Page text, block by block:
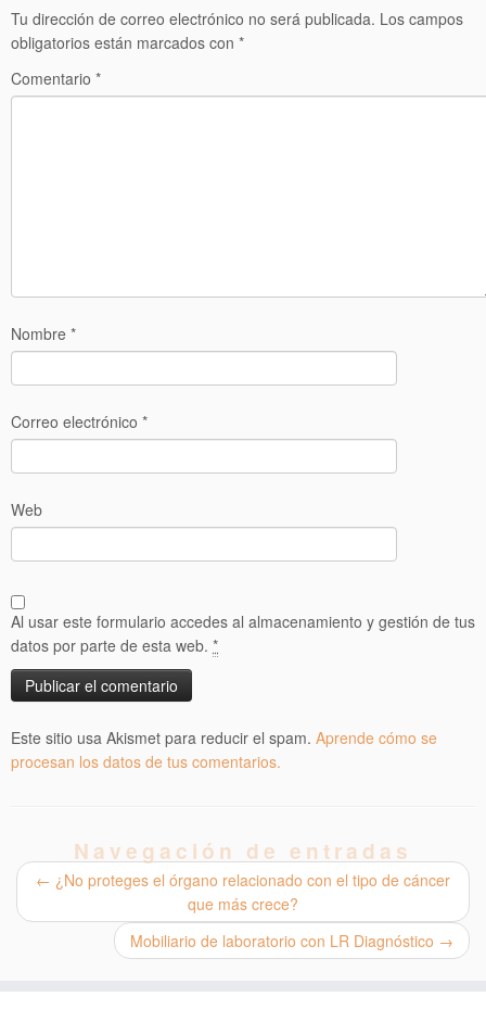
Tu dirección de correo electrónico no será publicada. Los campos
obligatorios están marcados con *
Comentario *
Nombre *
Correo electrónico *
Web
Al usar este formulario accedes al almacenamiento y gestión de tus
datos por parte de esta web. *
Este sitio usa Akismet para reducir el spam. Aprende cómo se
procesan los datos de tus comentarios.
Navegación de entradas
← ¿No proteges el órgano relacionado con el tipo de cáncer
que más crece?
Mobiliario de laboratorio con LR Diagnóstico →